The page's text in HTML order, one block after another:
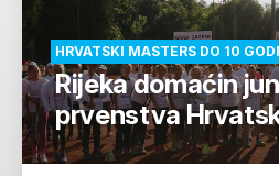
HRVATSKI MASTERS DO 10
Rijeka domaćin
prvenstva